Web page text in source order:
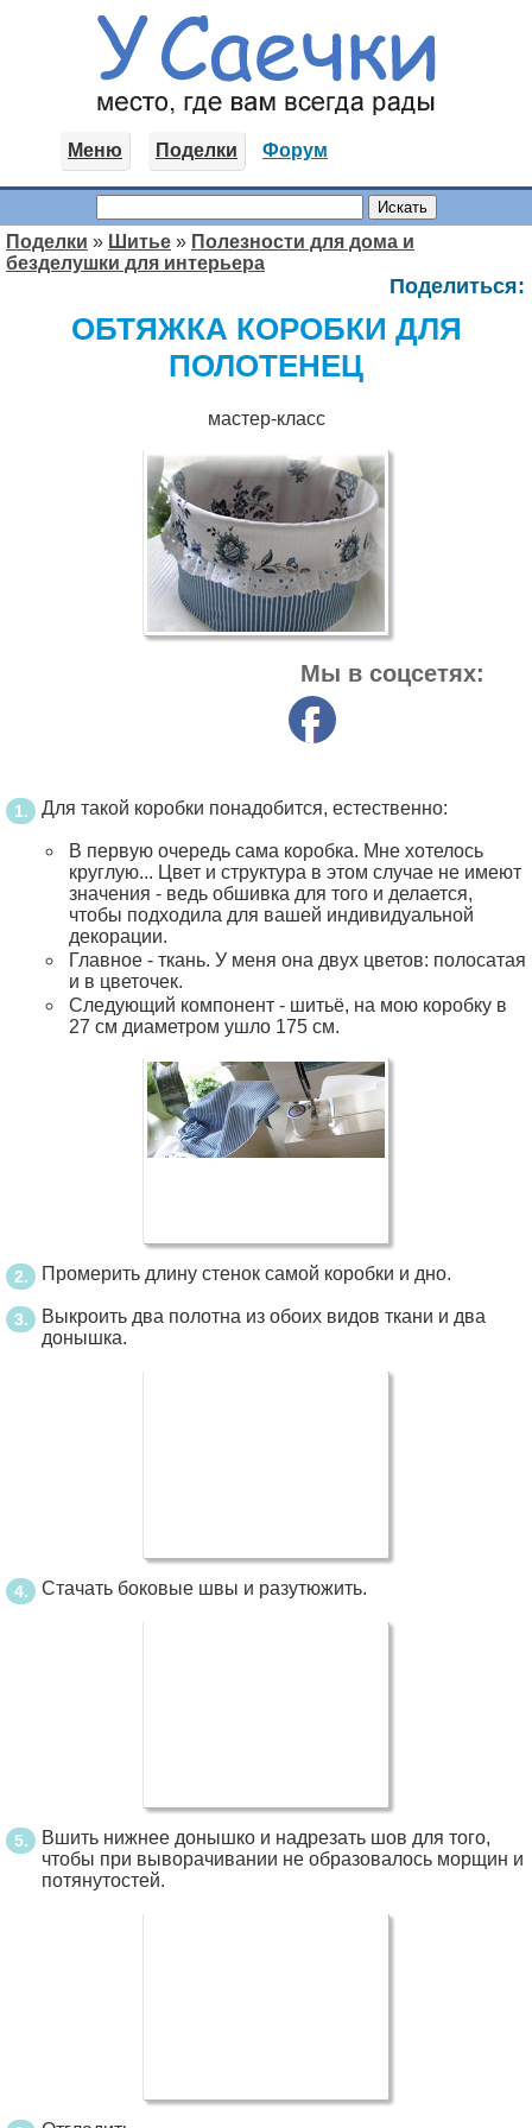
Меню Поделки Форум
Поделки » Шитье » Полезности для дома и
безделушки для интерьера
Поделиться:
ОБТЯЖКА КОРОБКИ ДЛЯ
ПОЛОТЕНЕЦ
мастер-класс
Мы в соцсетях:
Для такой коробки понадобится, естественно:
В первую очередь сама коробка. Мне хотелось
круглую... Цвет и структура в этом случае не имеют
значения - ведь обшивка для того и делается,
чтобы подходила для вашей индивидуальной
декорации.
Главное - ткань. У меня она двух цветов: полосатая
и в цветочек.
Следующий компонент - шитьё, на мою коробку в
27 см диаметром ушло 175 см.
Промерить длину стенок самой коробки и дно.
Выкроить два полотна из обоих видов ткани и два
донышка.
Стачать боковые швы и разутюжить.
Вшить нижнее донышко и надрезать шов для того,
чтобы при выворачивании не образовалось морщин и
потянутостей.